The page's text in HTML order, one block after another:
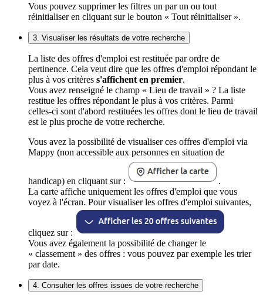
Vous pouvez supprimer les filtres un par un ou tout
réinitialiser en cliquant sur le bouton « Tout réinitialiser ».
3. Visualiser les résultats de votre recherche
La liste des offres d'emploi est restituée par ordre de
pertinence. Cela veut dire que les offres d'emploi répondant le
plus à vos critères s'affichent en premier.
Vous avez renseigné le champ « Lieu de travail » ? La liste
restitue les offres répondant le plus à vos critères. Parmi
celles-ci sont d'abord restituées les offres dont le lieu de travail
est le plus proche de votre recherche.
Vous avez la possibilité de visualiser ces offres d'emploi via
Mappy (non accessible aux personnes en situation de
handicap) en cliquant sur :
.
La carte affiche uniquement les offres d'emploi que vous
voyez à l'écran. Pour visualiser les offres d'emploi suivantes,
cliquez sur :
Vous avez également la possibilité de changer le
« classement » des offres : vous pouvez par exemple les trier
par date.
4. Consulter les offres issues de votre recherche